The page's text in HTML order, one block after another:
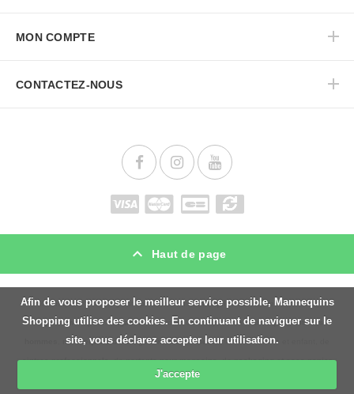
Afin de vous proposer le meilleur service possible, Mannequins
Shopping utilise des cookies. En continuant de naviguer sur le
site, vous déclarez accepter leur utilisation.
J'accepte
MON COMPTE
CONTACTEZ-NOUS
Haut de page
Mannequins Shopping est spécialiste en mannequins de vitrine etmateriel
d’agencement pour magasin. Notre offre se compose demannequins vitrines
mannequins d’étalage femmes, debustes homme femme et enfant, de
cintres professionnels, deportants pour magasins, depackaging et sacs papier
gondoles, delampes pour magasin